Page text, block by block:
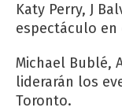
Katy Perry, J
espectáculo en
Michael Bublé,
liderarán los
Toronto.